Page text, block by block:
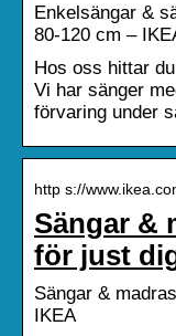
Enkelsängar &
80-120 cm –
Hos oss hittar
Vi har sänger
förvaring under
http s://
Sängar &
för just
Sängar &
IKEA